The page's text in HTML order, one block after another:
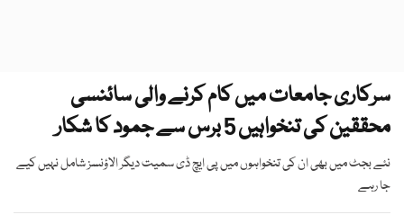
سرکاری جامعات میں کام کرنے والی سائنسی
محققین کی تنخواہیں 5 برس سے جمود کا شکار
نئے بجٹ میں بھی ان کی تنخواہوں میں پی ایچ ڈی سمیت دیگر الاؤنسز شامل نہیں کیے
جا رہے